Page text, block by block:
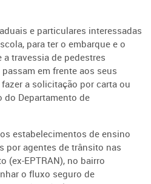
e particulares interessadas
para ter o embarque e o
travessia de pedestres
em frente aos seus
a solicitação por carta ou
do Departamento de
estabelecimentos de ensino
por agentes de trânsito nas
(ex-EPTRAN), no bairro
o fluxo seguro de